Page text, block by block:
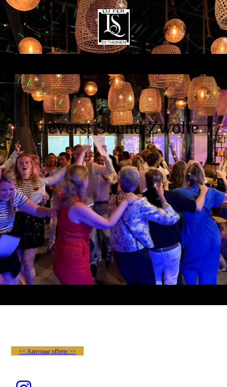
Lieverst Sound Zwolle
<< Aanvraag offerte >>